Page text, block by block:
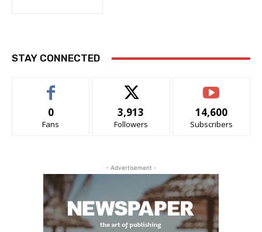
STAY CONNECTED
0
Fans
3,913
Followers
14,600
Subscribers
- Advertisement -